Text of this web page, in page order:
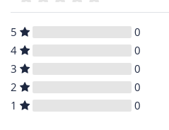
5
0
4
0
3
0
2
0
1
0